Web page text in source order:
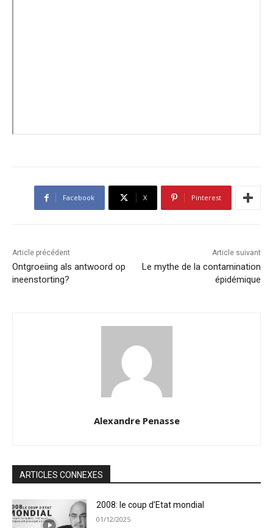
Facebook X Pinterest
Article précédent
Ontgroeiing als antwoord op
ineenstorting?
Article suivant
Le mythe de la contamination
épidémique
Alexandre Penasse
ARTICLES CONNEXES
2008: le coup d’Etat mondial
01/12/2025